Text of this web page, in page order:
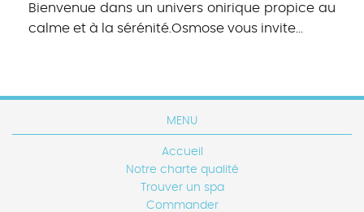
Bienvenue dans un univers onirique propice au
calme et à la sérénité.Osmose vous invite...
MENU
Accueil
Notre charte qualité
Trouver un spa
Commander